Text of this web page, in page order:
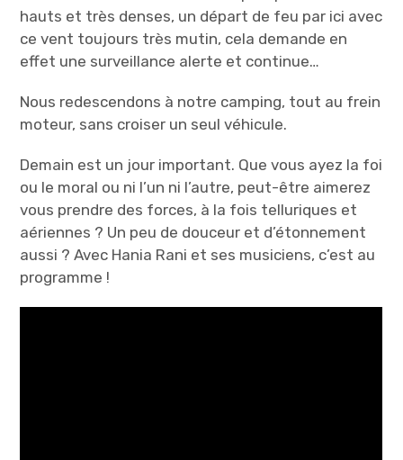
hauts et très denses, un départ de feu par ici avec
ce vent toujours très mutin, cela demande en
effet une surveillance alerte et continue…
Nous redescendons à notre camping, tout au frein
moteur, sans croiser un seul véhicule.
Demain est un jour important. Que vous ayez la foi
ou le moral ou ni l’un ni l’autre, peut-être aimerez
vous prendre des forces, à la fois telluriques et
aériennes ? Un peu de douceur et d’étonnement
aussi ? Avec Hania Rani et ses musiciens, c’est au
programme !